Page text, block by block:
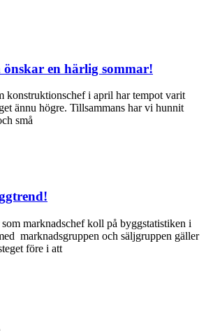
en härlig sommar!
konstruktionschef i april har tempot varit
ännu högre. Tillsammans har vi hunnit
små
marknadschef koll på byggstatistiken i
marknadsgruppen och säljgruppen gäller
före i att